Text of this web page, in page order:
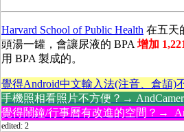
Harvard School of Public Health 在五天
頭湯一罐，會讓尿液的 BPA增加
用 BPA 製成的。
覺得Android中文輸入法(注音、倉頡)
手機照相看照片不方便？→
覺得鬧鐘/行事曆有改進的空間？→
edited: 2